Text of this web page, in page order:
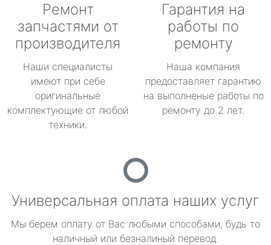
Ремонт
запчастями от
производителя
Наши специалисты
имеют при себе
оригинальные
комплектующие от любой
техники.
Гарантия на
работы по
ремонту
Наша компания
предоставляет гарантию
на выполненые работы по
ремонту до 2 лет.
Универсальная оплата наших услуг
Мы берем оплату от Вас любыми способами, будь то
наличный или безналиный перевод.